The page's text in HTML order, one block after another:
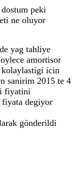
peki
ne oluyor
yag tahliye
amortisor
icin
sanirim 2015 te 4
fiyatini
degiyor
gönderildi